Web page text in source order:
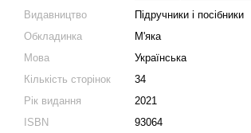
Видавництво
Підручники і посібники
Обкладинка
М'яка
Мова
Українська
Кількість сторінок
34
Рік видання
2021
ISBN
93064